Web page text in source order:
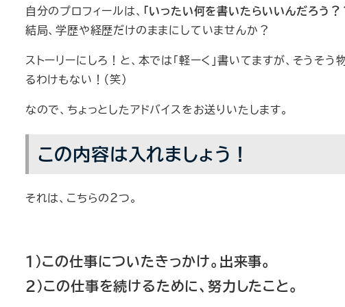
自分のプロフィールは、 「いったい何を書いたらいいんだろう？
結局、学歴や経歴だけのままにしていませんか？
ストーリーにしろ！と、本では「軽ーく」書いてますが、そうそ
るわけもない！（笑）
なので、ちょっとしたアドバイスをお送りいたします。
この内容は入れましょう！
それは、こちらの２つ。
１）この仕事についたきっかけ。出来事。
２）この仕事を続けるために、努力したこと。